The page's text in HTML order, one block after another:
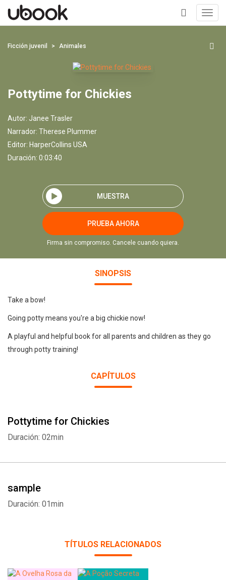
+
Ficción juvenil Animales
Pottytime for Chickies
Autor: Janee Trasler
Narrador: Therese Plummer
Editor: HarperCollins USA
Duración: 0:03:40
MUESTRA
PRUEBA AHORA
Firma sin compromiso. Cancele cuando quiera.
SINOPSIS
Take a bow!
Going potty means you're a big chickie now!
A playful and helpful book for all parents and children as they go
through potty training!
CAPÍTULOS
Pottytime for Chickies
Duración: 02min
sample
Duración: 01min
TÍTULOS RELACIONADOS